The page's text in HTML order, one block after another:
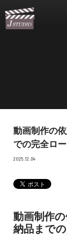
動画制作の
での完全ロ
2025.12.04
動画制作
納品まで